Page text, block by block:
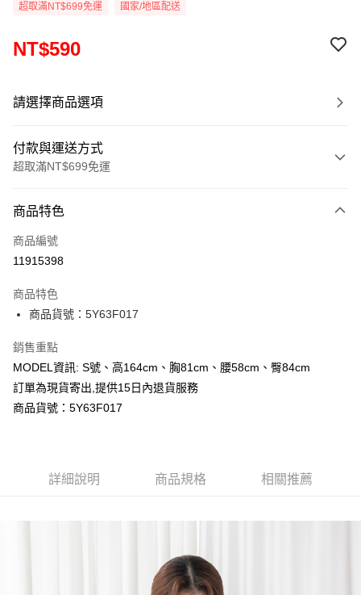
超取滿NT$699免運 國家/地區配送
NT$590
請選擇商品選項
付款與運送方式
超取滿NT$699免運
信用卡一次付款
超商取貨付款
Apple Pay
Google Pay
運送方式
全家取貨付款
每筆NT$80，滿NT$699(含以上)免運費
每筆NT$80，滿NT$699(含以上)免運費
商品特色
商品編號
11915398
商品特色
商品貨號：5Y63F017
銷售重點
MODEL資訊: S號、高164cm、胸81cm、腰58cm、臀84cm
訂單為現貨寄出,提供15日內退貨服務
商品貨號：5Y63F017
詳細說明 商品規格 相關推薦